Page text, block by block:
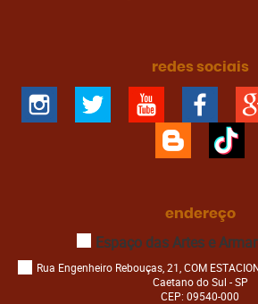
redes sociais
endereço
Espaço das Artes e
Rua Engenheiro Rebouças, 21, COM
Caetano do Sul -SP
CEP: 09540-000